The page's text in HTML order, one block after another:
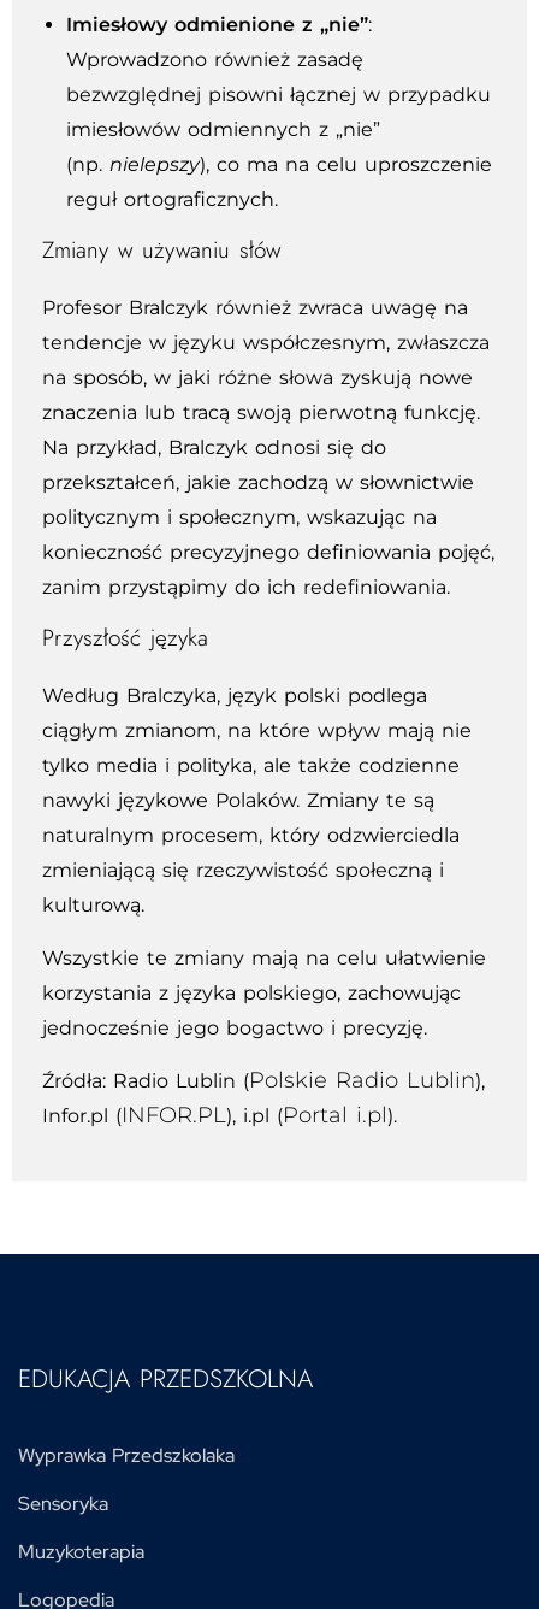
Imiesłowy odmienione z „nie”:
Wprowadzono również zasadę
bezwzględnej pisowni łącznej w przypadku
imiesłowów odmiennych z „nie”
(np. nielepszy), co ma na celu uproszczenie
reguł ortograficznych.
Zmiany w używaniu słów
Profesor Bralczyk również zwraca uwagę na
tendencje w języku współczesnym, zwłaszcza
na sposób, w jaki różne słowa zyskują nowe
znaczenia lub tracą swoją pierwotną funkcję.
Na przykład, Bralczyk odnosi się do
przekształceń, jakie zachodzą w słownictwie
politycznym i społecznym, wskazując na
konieczność precyzyjnego definiowania pojęć,
zanim przystąpimy do ich redefiniowania.
Przyszłość języka
Według Bralczyka, język polski podlega
ciągłym zmianom, na które wpływ mają nie
tylko media i polityka, ale także codzienne
nawyki językowe Polaków. Zmiany te są
naturalnym procesem, który odzwierciedla
zmieniającą się rzeczywistość społeczną i
kulturową.
Wszystkie te zmiany mają na celu ułatwienie
korzystania z języka polskiego, zachowując
jednocześnie jego bogactwo i precyzję.
Źródła: Radio Lublin​ (Polskie Radio Lublin),
Infor.pl​ (INFOR.PL), i.pl​ (Portal i.pl).
EDUKACJA PRZEDSZKOLNA
Wyprawka Przedszkolaka
Sensoryka
Muzykoterapia
Logopedia